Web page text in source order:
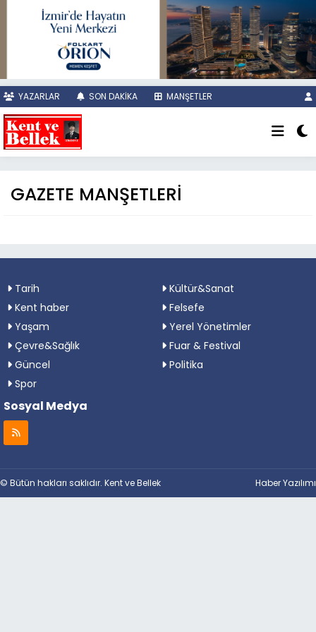
YAZARLAR SON DAKİKA MANŞETLER
GAZETE MANŞETLERİ
Tarih
Kültür&Sanat
Kent haber
Felsefe
Yaşam
Yerel Yönetimler
Çevre&Sağlık
Fuar & Festival
Güncel
Politika
Spor
Sosyal Medya
© Bütün hakları saklıdır. Kent ve Bellek Haber Yazılımı